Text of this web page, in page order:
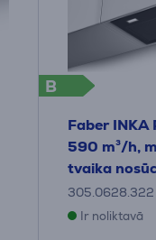
B
Faber INKA
590 m³/h,
tvaika
305.0628.322
Ir noliktavā